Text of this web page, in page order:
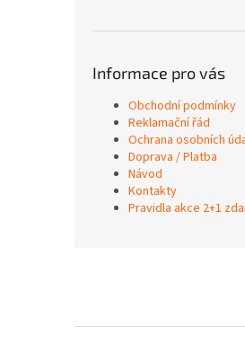
Informace pro vás
Obchodní podmínky
Reklamační řád
Ochrana osobních
Doprava / Platba
Návod
Kontakty
Pravidla akce 2+1